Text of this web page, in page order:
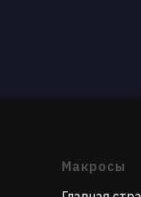
Макросы